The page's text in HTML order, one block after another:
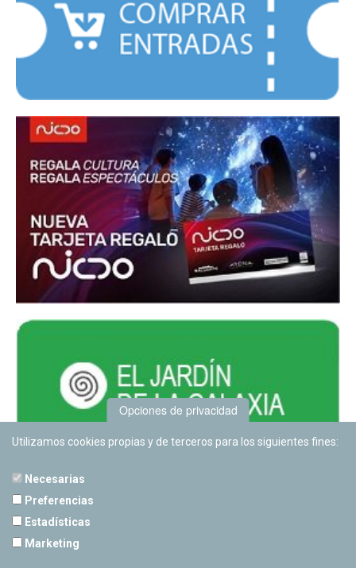
Opciones de privacidad
Utilizamos cookies propias y de terceros para los siguientes fines:
Necesarias
Preferencias
Estadísticas
Marketing